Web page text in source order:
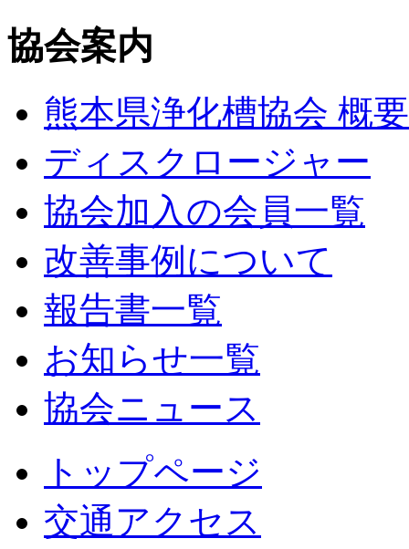
協会案内
熊本県浄化槽協会 概要
ディスクロージャー
協会加入の会員一覧
改善事例について
報告書一覧
お知らせ一覧
協会ニュース
トップページ
交通アクセス